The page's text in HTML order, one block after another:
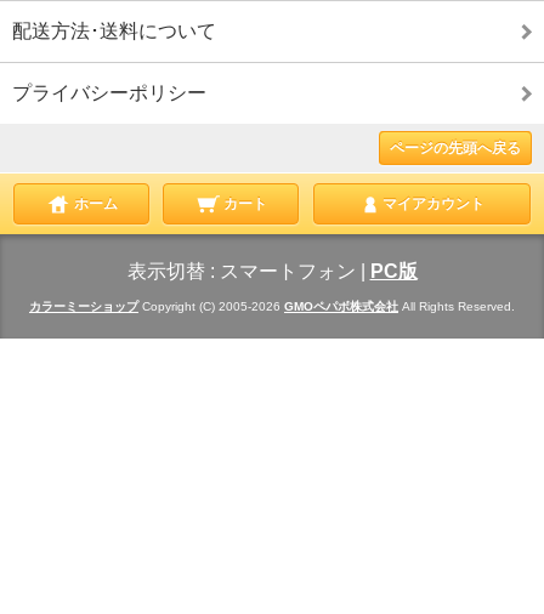
配送方法･送料について
プライバシーポリシー
ページの先頭へ戻る
ホーム カート マイアカウント
表示切替 : スマートフォン PC版
カラーミーショップCopyright (C) 2005-2026 GMOペパボ株式会社 All Rights Reserved.